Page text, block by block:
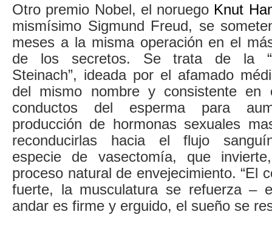
Otro premio Nobel, el noruego Knut
mismísimo Sigmund Freud, se
meses a la misma operación en el
de los secretos. Se trata de la
Steinach”, ideada por el afamado
del mismo nombre y consistente en
conductos del esperma para
producción de hormonas sexuales
reconducirlas hacia el flujo
especie de vasectomía, que
proceso natural de envejecimiento. “El
fuerte, la musculatura se refuerza –
andar es firme y erguido, el sueño se